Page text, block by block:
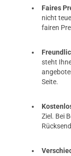
Faires
nicht
fairen
steht
Seite.
Ziel. Bei